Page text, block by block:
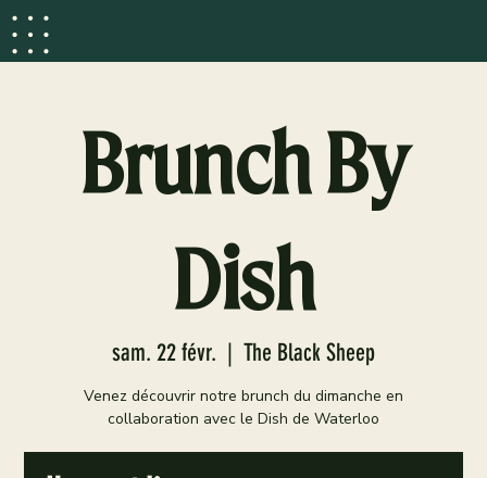
Brunch By
Dish
sam. 22 févr.
  |
The Black Sheep
Venez découvrir notre brunch du dimanche en
collaboration avec le Dish de Waterloo